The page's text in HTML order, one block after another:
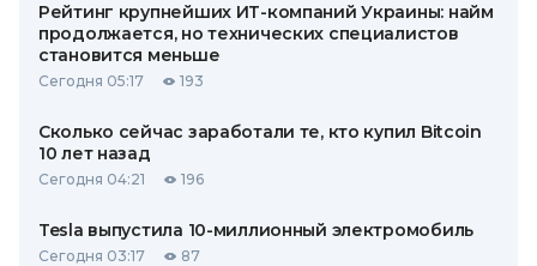
Рейтинг крупнейших ИТ-компаний Украины: найм
продолжается, но технических специалистов
становится меньше
Сегодня 05:17 193
Сколько сейчас заработали те, кто купил Bitcoin
10 лет назад
Сегодня 04:21 196
Tesla выпустила 10-миллионный электромобиль
Сегодня 03:17 87